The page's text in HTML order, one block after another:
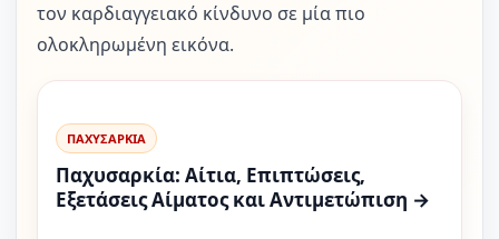
τον καρδιαγγειακό κίνδυνο σε μία πιο
ολοκληρωμένη εικόνα.
ΠΑΧΥΣΑΡΚΙΑ
Παχυσαρκία: Αίτια, Επιπτώσεις,
Εξετάσεις Αίματος και Αντιμετώπιση →